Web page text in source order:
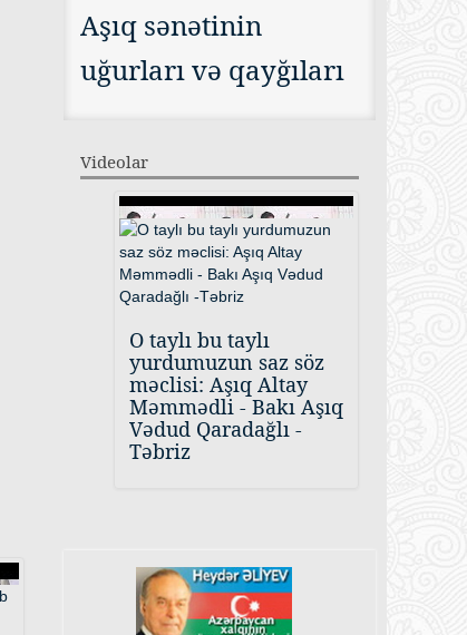
Aşıq sənətinin
uğurları və qayğıları
Videolar
O taylı bu taylı
yurdumuzun saz söz
məclisi: Aşıq Altay
Məmmədli - Bakı Aşıq
Vədud Qaradağlı -
Təbriz